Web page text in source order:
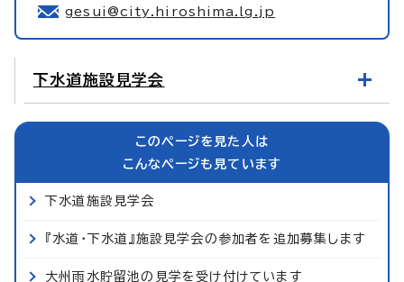
gesui@city.hiroshima.lg.jp
下水道施設見学会
このページを見た人は
こんなページも見ています
下水道施設見学会
『水道・下水道』施設見学会の参加者を追加募集します
大州雨水貯留池の見学を受け付けています